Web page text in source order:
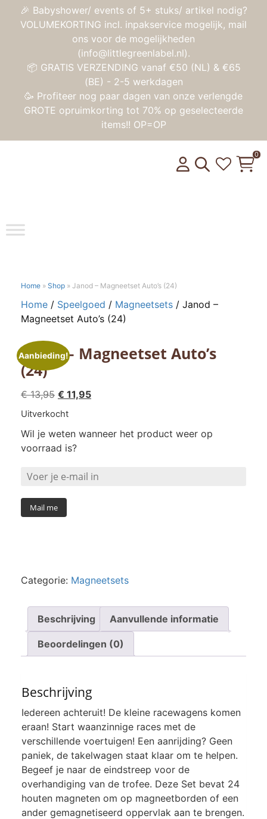
🎉 Babyshower/ events of 5+ stuks/ artikel nodig?
VOLUMEKORTING incl. inpakservice mogelijk, mail
ons voor de mogelijkheden
(info@littlegreenlabel.nl).
📦 GRATIS VERZENDING vanaf €50 (NL) & €65
(BE) - 2-5 werkdagen
🥳 Profiteer nog paar dagen van onze verlengde
GROTE opruimkorting tot 70% op geselecteerde
items!! OP=OP
Toggle
0
Home » Shop » Janod – Magneetset Auto’s (24)
Home / Speelgoed / Magneetsets / Janod –
Magneetset Auto’s (24)
Aanbieding!
Janod – Magneetset Auto’s
(24)
€13,95 Oorspronkelijke
prijs
€ 13,95.
€ 11,95Huidige
€ 11,95.
Uitverkocht
Wil je weten wanneer het product weer op
voorraad is?
Mail me
Categorie: Magneetsets
Beschrijving Aanvullende informatie
Beoordelingen (0)
Beschrijving
Iedereen achteruit! De kleine racewagens komen
eraan! Start waanzinnige races met de
verschillende voertuigen! Een aanrijding? Geen
paniek, de takelwagen staat klaar om te helpen.
Begeef je naar de eindstreep voor de
overhandiging van de trofee. Deze Set bevat 24
houten magneten om op magneetborden of een
ander gemagnetiseerd oppervlak aan te brengen.